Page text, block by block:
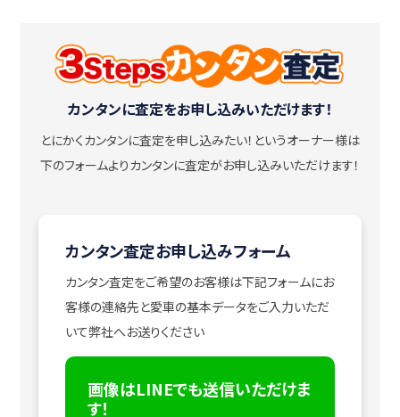
カンタンに査定をお申し込みいただけます！
とにかくカンタンに査定を申し込みたい！ というオーナー様は
下のフォームよりカンタンに査定がお申し込みいただけます！
カンタン査定お申し込みフォーム
カンタン査定をご希望のお客様は下記フォームにお
客様の連絡先と愛車の基本データをご入力いただ
いて弊社へお送りください
画像はLINEでも送信いただけま
す！